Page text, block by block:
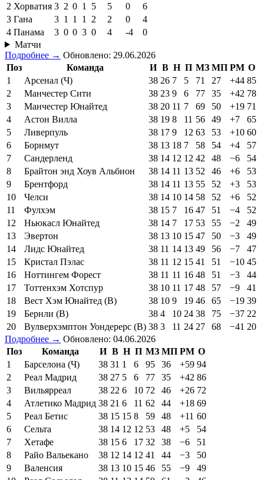
2 Хорватия 3 2 0 1 5 5 0
6
3 Гана 3 1 1 1 2 2 0
4
4 Панама 3 0 0 3 0 4 -4
0
Матчи
Подробнее → Обновлено: 29.06.2026
Поз
Команда И В Н П МЗ МП РМ О
1
Арсенал (Ч) 38 26 7 5 71 27 +44 85
2
Манчестер Сити 38 23 9 6 77 35 +42 78
3
Манчестер Юнайтед 38 20 11 7 69 50 +19 71
4
Астон Вилла 38 19 8 11 56 49 +7
65
5
Ливерпуль 38 17 9 12 63 53 +10 60
6
Борнмут 38 13 18 7 58 54 +4
57
7
Сандерленд 38 14 12 12 42 48 −6
54
8
Брайтон энд Хоув Альбион 38 14 11 13 52 46 +6
53
9
Брентфорд 38 14 11 13 55 52 +3
53
10
Челси 38 14 10 14 58 52 +6
52
11
Фулхэм 38 15 7 16 47 51 −4
52
12
Ньюкасл Юнайтед 38 14 7 17 53 55 −2
49
13
Эвертон 38 13 10 15 47 50 −3
49
14
Лидс Юнайтед 38 11 14 13 49 56 −7
47
15
Кристал Пэлас 38 11 12 15 41 51 −10 45
16
Ноттингем Форест 38 11 11 16 48 51 −3
44
17
Тоттенхэм Хотспур 38 10 11 17 48 57 −9
41
18
Вест Хэм Юнайтед (В) 38 10 9 19 46 65 −19 39
19
Бернли (В) 38 4 10 24 38 75 −37 22
20
Вулверхэмптон Уондерерс (В) 38 3 11 24 27 68 −41 20
Подробнее → Обновлено: 04.06.2026
Поз
Команда И В Н П МЗ МП РМ О
1
Барселона (Ч) 38 31 1 6 95 36 +59 94
2
Реал Мадрид 38 27 5 6 77 35 +42 86
3
Вильярреал 38 22 6 10 72 46 +26 72
4
Атлетико Мадрид 38 21 6 11 62 44 +18 69
5
Реал Бетис 38 15 15 8 59 48 +11 60
6
Сельта 38 14 12 12 53 48 +5
54
7
Хетафе 38 15 6 17 32 38 −6
51
8
Райо Вальекано 38 12 14 12 41 44 −3
50
9
Валенсия 38 13 10 15 46 55 −9
49